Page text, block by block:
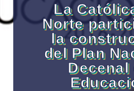
La
Norte
la
del Plan
Decenal